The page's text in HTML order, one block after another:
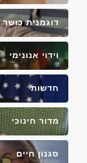
דוגמנית כושר
וידוי אנונימי
חדשות
מדור חינוכי
סגנון חיים